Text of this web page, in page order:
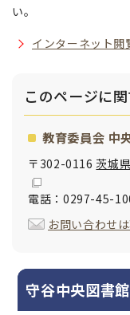
い。
インターネット閲
このページに
教育委員会 中
〒302-0116茨城
電話：0297-45-
お問い合わせ
守谷中央図書